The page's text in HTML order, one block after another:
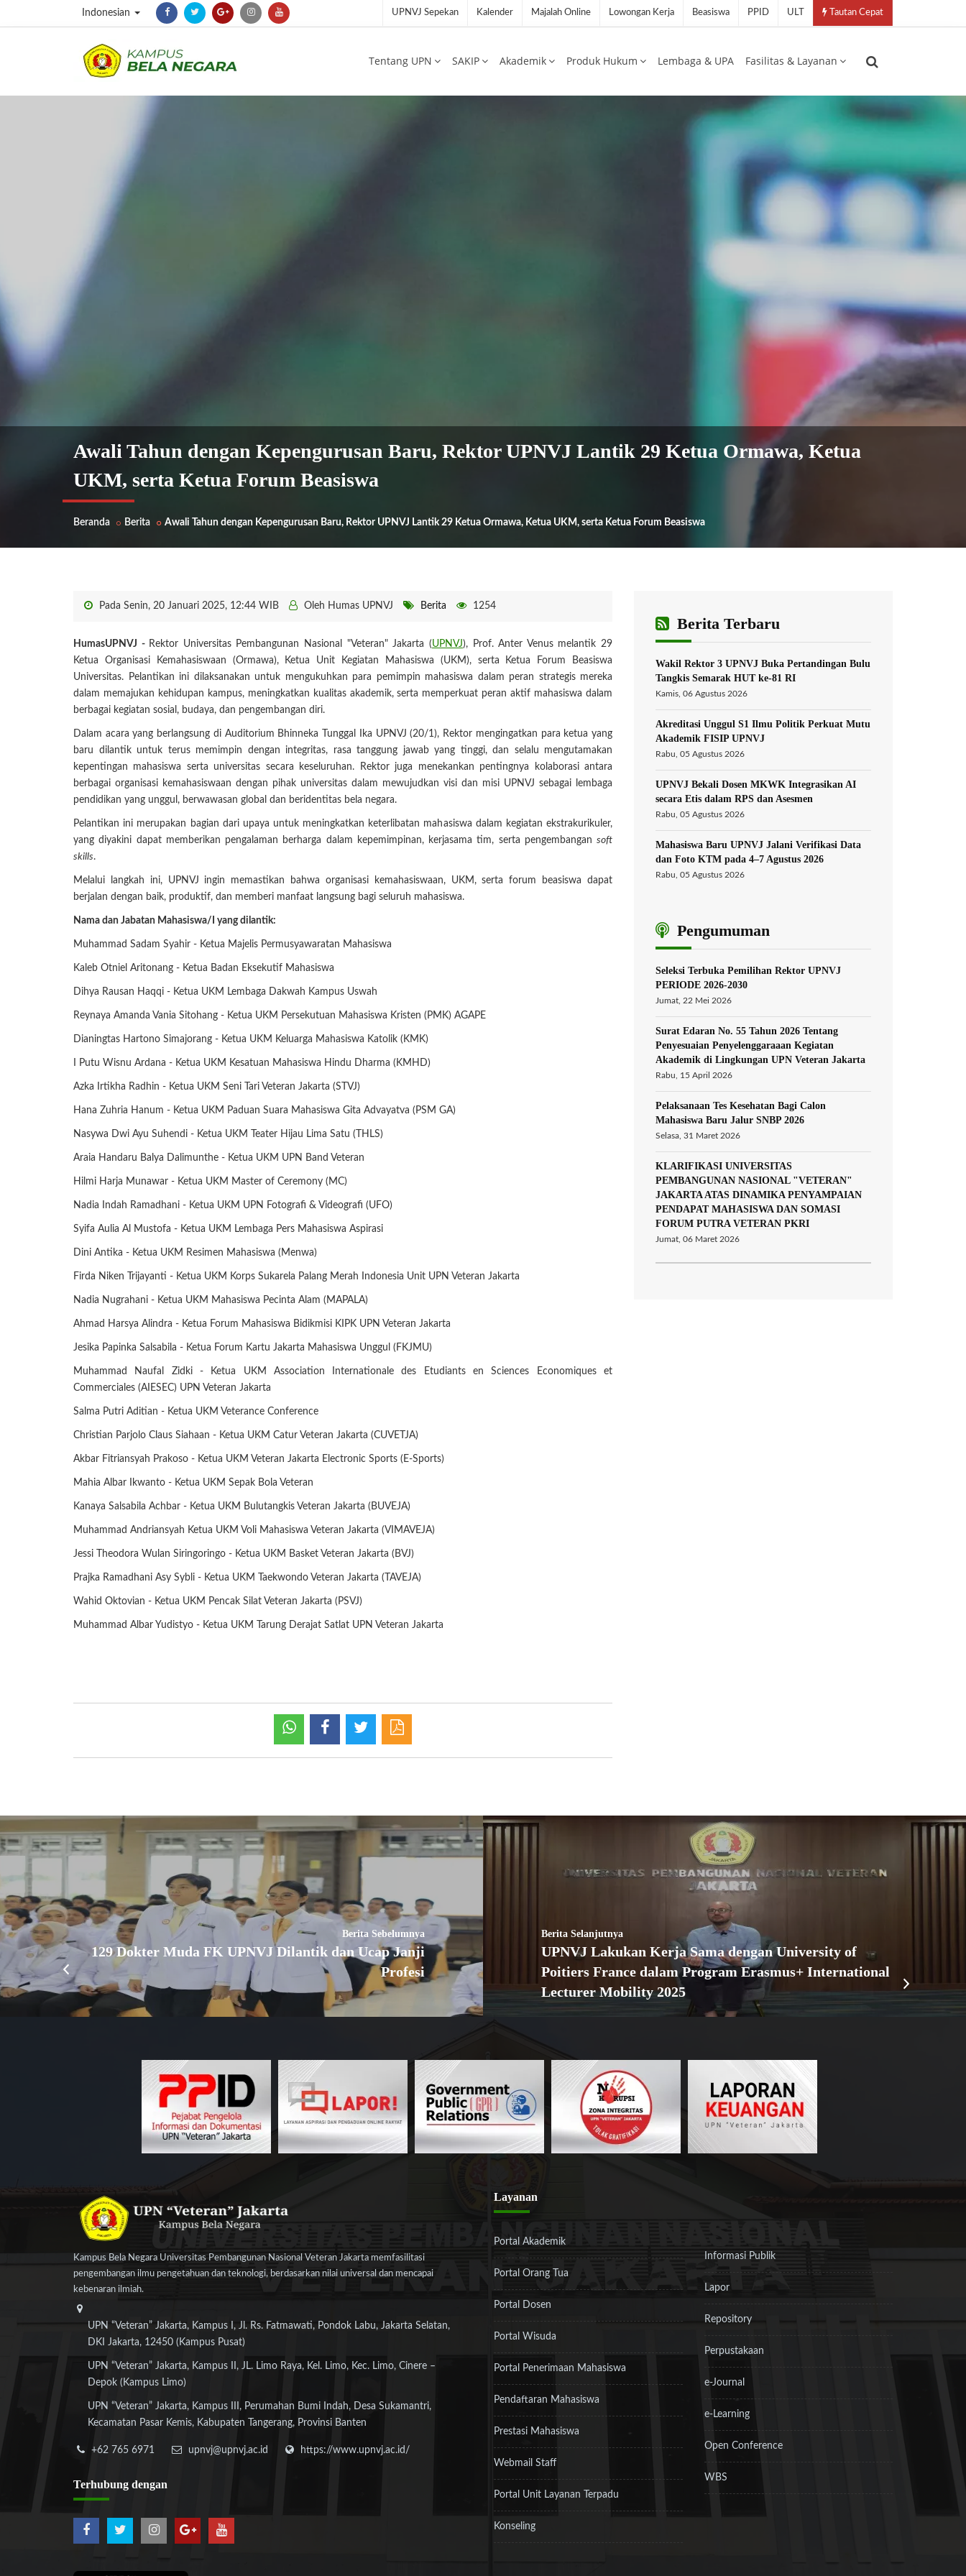
Indonesian UPNVJ Sepekan Kalender Majalah Online Lowongan Kerja Beasiswa PPID ULT Tautan Cepat
Tentang UPN SAKIP Akademik Produk Hukum Lembaga & UPA Fasilitas & Layanan
Awali Tahun dengan Kepengurusan Baru, Rektor UPNVJ Lantik 29 Ketua Ormawa, Ketua
UKM, serta Ketua Forum Beasiswa
Beranda Berita Awali Tahun dengan Kepengurusan Baru, Rektor UPNVJ Lantik 29 Ketua Ormawa, Ketua UKM, serta Ketua Forum Beasiswa
Pada Senin, 20 Januari 2025, 12:44 WIB Oleh Humas UPNVJ Berita 1254
HumasUPNVJ - Rektor Universitas Pembangunan Nasional "Veteran" Jakarta (UPNVJ), Prof. Anter Venus melantik 29
Ketua Organisasi Kemahasiswaan (Ormawa), Ketua Unit Kegiatan Mahasiswa (UKM), serta Ketua Forum Beasiswa
Universitas. Pelantikan ini dilaksanakan untuk mengukuhkan para pemimpin mahasiswa dalam peran strategis mereka
dalam memajukan kehidupan kampus, meningkatkan kualitas akademik, serta memperkuat peran aktif mahasiswa dalam
berbagai kegiatan sosial, budaya, dan pengembangan diri.
Dalam acara yang berlangsung di Auditorium Bhinneka Tunggal Ika UPNVJ (20/1), Rektor mengingatkan para ketua yang
baru dilantik untuk terus memimpin dengan integritas, rasa tanggung jawab yang tinggi, dan selalu mengutamakan
kepentingan mahasiswa serta universitas secara keseluruhan. Rektor juga menekankan pentingnya kolaborasi antara
berbagai organisasi kemahasiswaan dengan pihak universitas dalam mewujudkan visi dan misi UPNVJ sebagai lembaga
pendidikan yang unggul, berwawasan global dan beridentitas bela negara.
Pelantikan ini merupakan bagian dari upaya untuk meningkatkan keterlibatan mahasiswa dalam kegiatan ekstrakurikuler,
yang diyakini dapat memberikan pengalaman berharga dalam kepemimpinan, kerjasama tim, serta pengembangan soft
skills.
Melalui langkah ini, UPNVJ ingin memastikan bahwa organisasi kemahasiswaan, UKM, serta forum beasiswa dapat
berjalan dengan baik, produktif, dan memberi manfaat langsung bagi seluruh mahasiswa.
Nama dan Jabatan Mahasiswa/I yang dilantik:
Muhammad Sadam Syahir - Ketua Majelis Permusyawaratan Mahasiswa
Kaleb Otniel Aritonang - Ketua Badan Eksekutif Mahasiswa
Dihya Rausan Haqqi - Ketua UKM Lembaga Dakwah Kampus Uswah
Reynaya Amanda Vania Sitohang - Ketua UKM Persekutuan Mahasiswa Kristen (PMK) AGAPE
Dianingtas Hartono Simajorang - Ketua UKM Keluarga Mahasiswa Katolik (KMK)
I Putu Wisnu Ardana - Ketua UKM Kesatuan Mahasiswa Hindu Dharma (KMHD)
Azka Irtikha Radhin - Ketua UKM Seni Tari Veteran Jakarta (STVJ)
Hana Zuhria Hanum - Ketua UKM Paduan Suara Mahasiswa Gita Advayatva (PSM GA)
Nasywa Dwi Ayu Suhendi - Ketua UKM Teater Hijau Lima Satu (THLS)
Araia Handaru Balya Dalimunthe - Ketua UKM UPN Band Veteran
Hilmi Harja Munawar - Ketua UKM Master of Ceremony (MC)
Nadia Indah Ramadhani - Ketua UKM UPN Fotografi & Videografi (UFO)
Syifa Aulia Al Mustofa - Ketua UKM Lembaga Pers Mahasiswa Aspirasi
Dini Antika - Ketua UKM Resimen Mahasiswa (Menwa)
Firda Niken Trijayanti - Ketua UKM Korps Sukarela Palang Merah Indonesia Unit UPN Veteran Jakarta
Nadia Nugrahani - Ketua UKM Mahasiswa Pecinta Alam (MAPALA)
Ahmad Harsya Alindra - Ketua Forum Mahasiswa Bidikmisi KIPK UPN Veteran Jakarta
Jesika Papinka Salsabila - Ketua Forum Kartu Jakarta Mahasiswa Unggul (FKJMU)
Muhammad Naufal Zidki - Ketua UKM Association Internationale des Etudiants en Sciences Economiques et
Commerciales (AIESEC) UPN Veteran Jakarta
Salma Putri Aditian - Ketua UKM Veterance Conference
Christian Parjolo Claus Siahaan - Ketua UKM Catur Veteran Jakarta (CUVETJA)
Akbar Fitriansyah Prakoso - Ketua UKM Veteran Jakarta Electronic Sports (E-Sports)
Mahia Albar Ikwanto - Ketua UKM Sepak Bola Veteran
Kanaya Salsabila Achbar - Ketua UKM Bulutangkis Veteran Jakarta (BUVEJA)
Muhammad Andriansyah Ketua UKM Voli Mahasiswa Veteran Jakarta (VIMAVEJA)
Jessi Theodora Wulan Siringoringo - Ketua UKM Basket Veteran Jakarta (BVJ)
Prajka Ramadhani Asy Sybli - Ketua UKM Taekwondo Veteran Jakarta (TAVEJA)
Wahid Oktovian - Ketua UKM Pencak Silat Veteran Jakarta (PSVJ)
Muhammad Albar Yudistyo - Ketua UKM Tarung Derajat Satlat UPN Veteran Jakarta
Berita Terbaru
Wakil Rektor 3 UPNVJ Buka Pertandingan Bulu
Tangkis Semarak HUT ke-81 RI
Kamis, 06 Agustus 2026
Akreditasi Unggul S1 Ilmu Politik Perkuat Mutu
Akademik FISIP UPNVJ
Rabu, 05 Agustus 2026
UPNVJ Bekali Dosen MKWK Integrasikan AI
secara Etis dalam RPS dan Asesmen
Rabu, 05 Agustus 2026
Mahasiswa Baru UPNVJ Jalani Verifikasi Data
dan Foto KTM pada 4–7 Agustus 2026
Rabu, 05 Agustus 2026
Pengumuman
Seleksi Terbuka Pemilihan Rektor UPNVJ
PERIODE 2026-2030
Jumat, 22 Mei 2026
Surat Edaran No. 55 Tahun 2026 Tentang
Penyesuaian Penyelenggaraaan Kegiatan
Akademik di Lingkungan UPN Veteran Jakarta
Rabu, 15 April 2026
Pelaksanaan Tes Kesehatan Bagi Calon
Mahasiswa Baru Jalur SNBP 2026
Selasa, 31 Maret 2026
KLARIFIKASI UNIVERSITAS
PEMBANGUNAN NASIONAL "VETERAN"
JAKARTA ATAS DINAMIKA PENYAMPAIAN
PENDAPAT MAHASISWA DAN SOMASI
FORUM PUTRA VETERAN PKRI
Jumat, 06 Maret 2026
Berita Sebelumnya
129 Dokter Muda FK UPNVJ Dilantik dan Ucap Janji
Profesi
Berita Selanjutnya
UPNVJ Lakukan Kerja Sama dengan University of
Poitiers France dalam Program Erasmus+ International
Lecturer Mobility 2025
Kampus Bela Negara Universitas Pembangunan Nasional Veteran Jakarta memfasilitasi
pengembangan ilmu pengetahuan dan teknologi, berdasarkan nilai universal dan mencapai
kebenaran ilmiah.
UPN “Veteran” Jakarta, Kampus I, Jl. Rs. Fatmawati, Pondok Labu, Jakarta Selatan,
DKI Jakarta, 12450 (Kampus Pusat)
UPN “Veteran” Jakarta, Kampus II, JL. Limo Raya, Kel. Limo, Kec. Limo, Cinere –
Depok (Kampus Limo)
UPN “Veteran” Jakarta, Kampus III, Perumahan Bumi Indah, Desa Sukamantri,
Kecamatan Pasar Kemis, Kabupaten Tangerang, Provinsi Banten
+62 765 6971 upnvj@upnvj.ac.id https://www.upnvj.ac.id/
Terhubung dengan
Layanan
Portal Akademik
Portal Orang Tua
Portal Dosen
Portal Wisuda
Portal Penerimaan Mahasiswa
Pendaftaran Mahasiswa
Prestasi Mahasiswa
Webmail Staff
Portal Unit Layanan Terpadu
Konseling
Informasi Publik
Lapor
Repository
Perpustakaan
e-Journal
e-Learning
Open Conference
WBS